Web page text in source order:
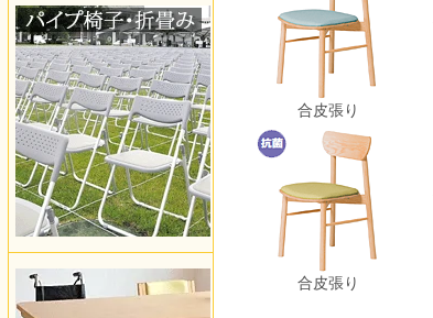
合皮張り
合皮張り